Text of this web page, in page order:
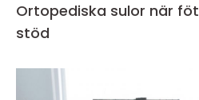
Ortopediska sulor när fötterna behöver mer
stöd